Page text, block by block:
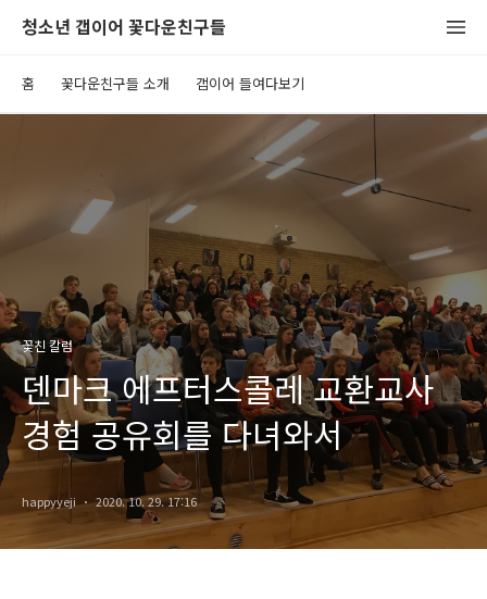
청소년 갭이어 꽃다운친구들
홈 꽃다운친구들 소개 갭이어 들여다보기
꽃친 칼럼
덴마크 에프터스콜레 교환교사
경험 공유회를 다녀와서
happyyeji 2020. 10. 29. 17:16